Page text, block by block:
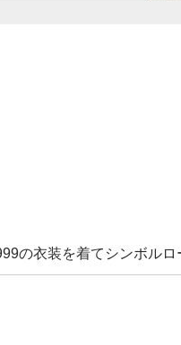
の衣装を着てシンボルロ